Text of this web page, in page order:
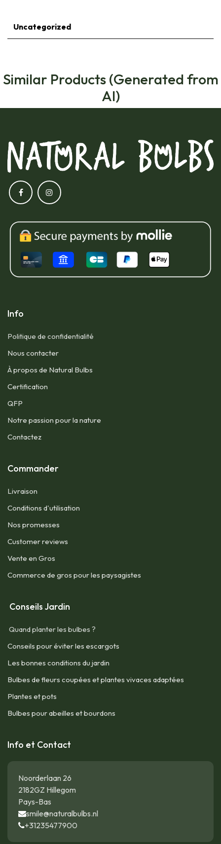
Uncategorized
Similar Products (Generated from
AI)
Info
Politique de confidentialité
Nous contacter​
À propos de Natural Bulbs
Certification
QFP​
Notre passion pour la nature
Contactez
Commander
Livraison
Conditions d'utilisation​
Nos promesses
Customer reviews
Vente en Gros
Commerce de gros pour les paysagistes
Conseils Jardin
Quand planter les bulbes ?
Conseils pour éviter les escargots
Les bonnes conditions du jardin
Bulbes de fleurs coupées et plantes vivaces adaptées
Plantes et pots
Bulbes pour abeilles et bourdons
Info et Contact
Noorderlaan 26
2182GZ Hillegom
Pays-Bas
smile@naturalbulbs.nl
+31235477900